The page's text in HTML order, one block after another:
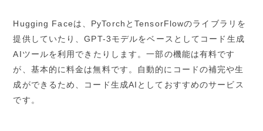
Hugging Faceは、PyTorchとTensorFlowのライブラリを
提供していたり、GPT-3モデルをベースとしてコード生成
AIツールを利用できたりします。一部の機能は有料です
が、基本的に料金は無料です。自動的にコードの補完や生
成ができるため、コード生成AIとしておすすめのサービス
です。